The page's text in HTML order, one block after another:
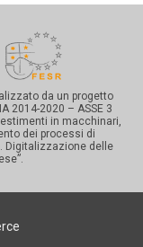
da un progetto
2014-2020 – ASSE 3
in macchinari,
dei processi di
Digitalizzazione delle